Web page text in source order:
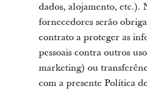
dados, alojamento, etc.).
fornecedores serão
contrato a proteger as
pessoais contra outros
marketing) ou
com a presente Política